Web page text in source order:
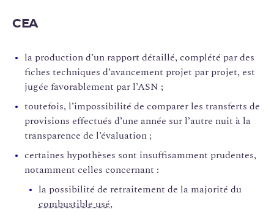
CEA
la production d’un rapport détaillé, complété par des
fiches techniques d’avancement projet par projet, est
jugée favorablement par l’ASN ;
toutefois, l’impossibilité de comparer les transferts de
provisions effectués d’une année sur l’autre nuit à la
transparence de l’évaluation ;
certaines hypothèses sont insuffisamment prudentes,
notamment celles concernant :
la possibilité de retraitement de la majorité du
combustible usé,